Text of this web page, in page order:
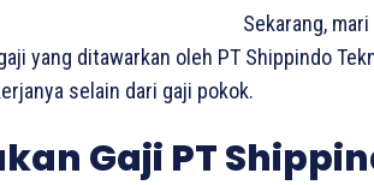
Sekarang,
yang ditawarkan oleh PT Shippindo
selain dari gaji pokok.
Gaji PT